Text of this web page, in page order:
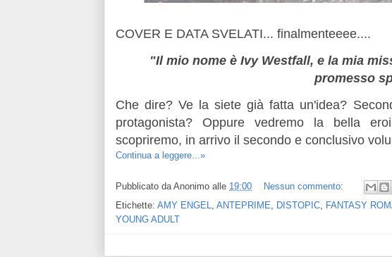
COVER E DATA SVELATI... finalmenteeee....
"Il mio nome è Ivy Westfall, e la mia
promesso
Che dire? Ve la siete già fatta un'idea?
protagonista? Oppure vedremo la bella
scopriremo, in arrivo il secondo e conclusivo
Continua a leggere...»
Pubblicato daAnonimo alle 19:00
Nessun commento:
Etichette: AMY ENGEL ANTEPRIME DISTOPIC FANTASY
YOUNG ADULT